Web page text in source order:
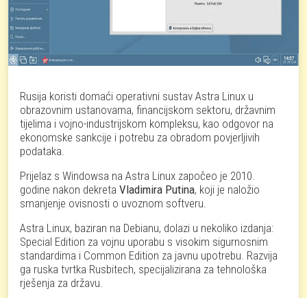
Rusija koristi domaći operativni sustav Astra Linux u
obrazovnim ustanovama, financijskom sektoru, državnim
tijelima i vojno-industrijskom kompleksu, kao odgovor na
ekonomske sankcije i potrebu za obradom povjerljivih
podataka.
Prijelaz s Windowsa na Astra Linux započeo je 2010.
godine nakon dekretaVladimira Putina, koji je naložio
smanjenje ovisnosti o uvoznom softveru.
Astra Linux, baziran na Debianu, dolazi u nekoliko izdanja:
Special Edition za vojnu uporabu s visokim sigurnosnim
standardima i Common Edition za javnu upotrebu. Razvija
ga ruska tvrtka Rusbitech, specijalizirana za tehnološka
rješenja za državu.